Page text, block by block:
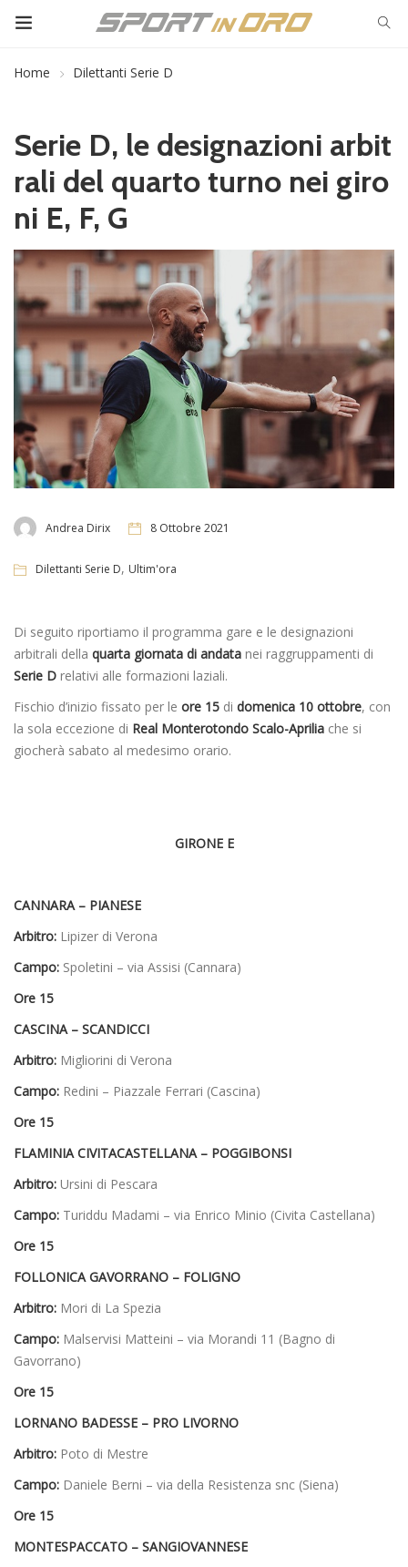
Home Dilettanti Serie D
Serie D, le designazioni arbit
rali del quarto turno nei giro
ni E, F, G
Andrea Dirix 8 Ottobre 2021
Dilettanti Serie D, Ultim'ora
Di seguito riportiamo il programma gare e le designazioni
arbitrali della quarta giornata di andata nei raggruppamenti di
Serie D relativi alle formazioni laziali.
Fischio d’inizio fissato per le ore 15 di domenica 10 ottobre, con
la sola eccezione di Real Monterotondo Scalo-Aprilia che si
giocherà sabato al medesimo orario.
GIRONE E
CANNARA – PIANESE
Arbitro: Lipizer di Verona
Campo: Spoletini – via Assisi (Cannara)
Ore 15
CASCINA – SCANDICCI
Arbitro: Migliorini di Verona
Campo: Redini – Piazzale Ferrari (Cascina)
Ore 15
FLAMINIA CIVITACASTELLANA – POGGIBONSI
Arbitro: Ursini di Pescara
Campo: Turiddu Madami – via Enrico Minio (Civita Castellana)
Ore 15
FOLLONICA GAVORRANO – FOLIGNO
Arbitro: Mori di La Spezia
Campo: Malservisi Matteini – via Morandi 11 (Bagno di
Gavorrano)
Ore 15
LORNANO BADESSE – PRO LIVORNO
Arbitro: Poto di Mestre
Campo: Daniele Berni – via della Resistenza snc (Siena)
Ore 15
MONTESPACCATO – SANGIOVANNESE